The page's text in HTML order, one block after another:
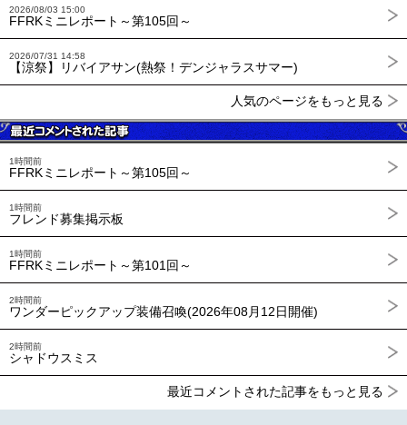
2026/08/03 15:00
FFRKミニレポート～第105回～
2026/07/31 14:58
【涼祭】リバイアサン(熱祭！デンジャラスサマー)
人気のページをもっと見る
1時間前
FFRKミニレポート～第105回～
1時間前
フレンド募集掲示板
1時間前
FFRKミニレポート～第101回～
2時間前
ワンダーピックアップ装備召喚(2026年08月12日開催)
2時間前
シャドウスミス
最近コメントされた記事をもっと見る